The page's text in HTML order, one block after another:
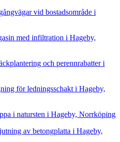
vid bostadsområde i
med infiltration i Hageby,
och perennrabatter i
för ledningsschakt i Hageby,
i natursten i Hageby, Norrköping
av betongplatta i Hageby,